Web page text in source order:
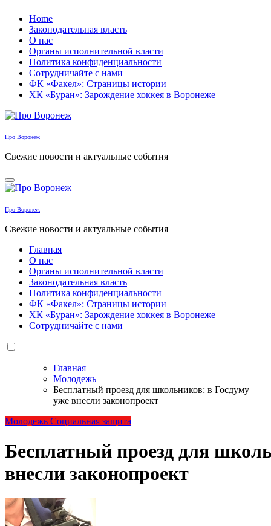
Перейти
содержанию
Home
Законодательная власть
О нас
Органы исполнительной власти
Политика конфиденциальности
Сотрудничайте с нами
ФК «Факел»: Страницы истории
ХК «Буран»: Зарождение хоккея в Воронеже
Про Воронеж
Свежие новости и актуальные события
Про Воронеж
Свежие новости и актуальные события
Главная
О нас
Органы исполнительной власти
Законодательная власть
Политика конфиденциальности
ФК «Факел»: Страницы истории
ХК «Буран»: Зарождение хоккея в Воронеже
Сотрудничайте с нами
Главная
Молодежь
Бесплатный проезд для школьников: в Госдуму
уже внесли законопроект
Молодежь Социальная защита
Бесплатный проезд для
внесли законопроект